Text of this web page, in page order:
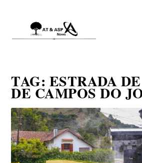
TAG: ESTRADA
DE CAMPOS DO